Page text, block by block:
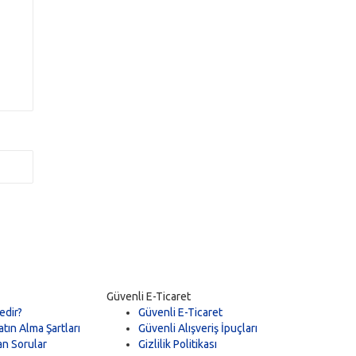
Alma Şartları
Sorular
Güvenli E-Ticaret
Güvenli E-Ticaret
Güvenli Alışveriş İpuçları
Gizlilik Politikası